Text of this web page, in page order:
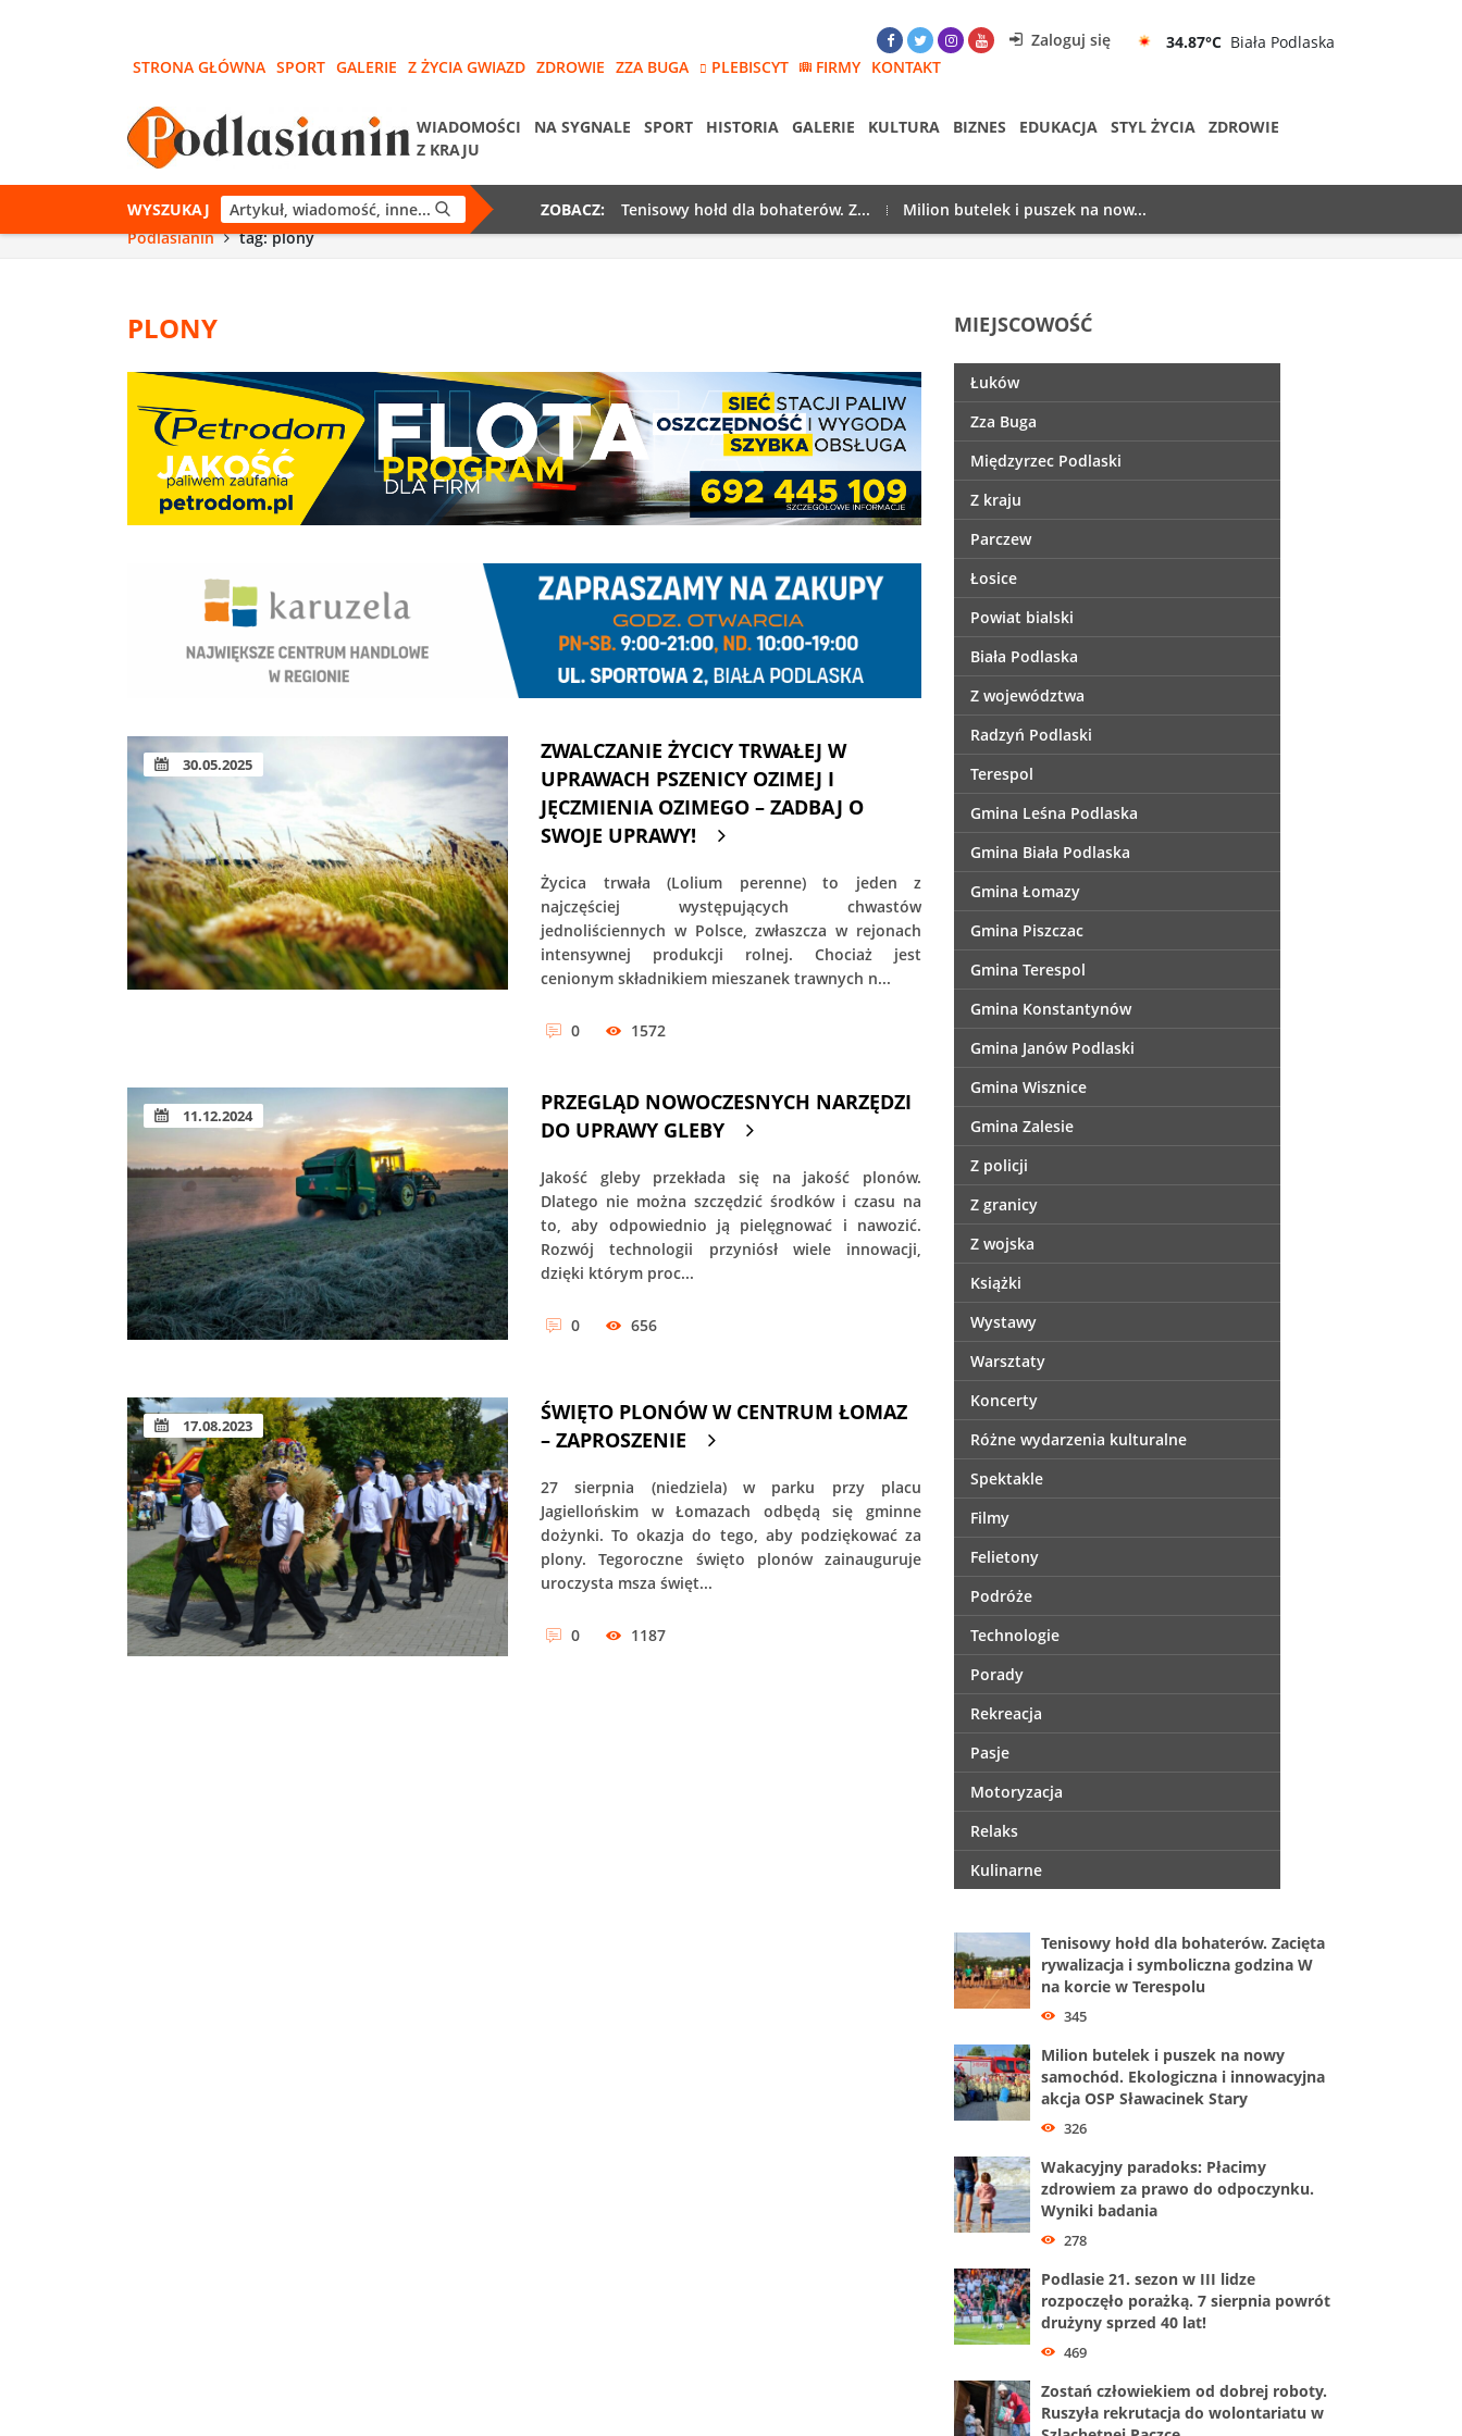
Zaloguj się 34.87°C Biała Podlaska
STRONA GŁÓWNA SPORT GALERIE Z ŻYCIA GWIAZD ZDROWIE ZZA BUGA PLEBISCYT FIRMY KONTAKT
WIADOMOŚCI NA SYGNALE SPORT HISTORIA GALERIE KULTURA BIZNES EDUKACJA STYL ŻYCIA
ZDROWIE
Z KRAJU
WYSZUKAJ ZOBACZ: Tenisowy hołd dla bohaterów. Z...
Milion butelek i puszek na now...
Podlasianin
tag: plony
PLONY
30.05.2025
ZWALCZANIE ŻYCICY TRWAŁEJ W
UPRAWACH PSZENICY OZIMEJ I
JĘCZMIENIA OZIMEGO – ZADBAJ O
SWOJE UPRAWY!
Życica trwała (Lolium perenne) to jeden z
najczęściej występujących chwastów
jednoliściennych w Polsce, zwłaszcza w rejonach
intensywnej produkcji rolnej. Chociaż jest
cenionym składnikiem mieszanek trawnych n...
0 1572
11.12.2024
PRZEGLĄD NOWOCZESNYCH NARZĘDZI
DO UPRAWY GLEBY
Jakość gleby przekłada się na jakość plonów.
Dlatego nie można szczędzić środków i czasu na
to, aby odpowiednio ją pielęgnować i nawozić.
Rozwój technologii przyniósł wiele innowacji,
dzięki którym proc...
0 656
17.08.2023
ŚWIĘTO PLONÓW W CENTRUM ŁOMAZ
– ZAPROSZENIE
27 sierpnia (niedziela) w parku przy placu
Jagiellońskim w Łomazach odbędą się gminne
dożynki. To okazja do tego, aby podziękować za
plony. Tegoroczne święto plonów zainauguruje
uroczysta msza święt...
0 1187
MIEJSCOWOŚĆ
Łuków
Zza Buga
Międzyrzec Podlaski
Z kraju
Parczew
Łosice
Powiat bialski
Biała Podlaska
Z województwa
Radzyń Podlaski
Terespol
Gmina Leśna Podlaska
Gmina Biała Podlaska
Gmina Łomazy
Gmina Piszczac
Gmina Terespol
Gmina Konstantynów
Gmina Janów Podlaski
Gmina Wisznice
Gmina Zalesie
Z policji
Z granicy
Z wojska
Książki
Wystawy
Warsztaty
Koncerty
Różne wydarzenia kulturalne
Spektakle
Filmy
Felietony
Podróże
Technologie
Porady
Rekreacja
Pasje
Motoryzacja
Relaks
Kulinarne
Tenisowy hołd dla bohaterów. Zacięta
rywalizacja i symboliczna godzina W
na korcie w Terespolu
345
Milion butelek i puszek na nowy
samochód. Ekologiczna i innowacyjna
akcja OSP Sławacinek Stary
326
Wakacyjny paradoks: Płacimy
zdrowiem za prawo do odpoczynku.
Wyniki badania
278
Podlasie 21. sezon w III lidze
rozpoczęło porażką. 7 sierpnia powrót
drużyny sprzed 40 lat!
469
Zostań człowiekiem od dobrej roboty.
Ruszyła rekrutacja do wolontariatu w